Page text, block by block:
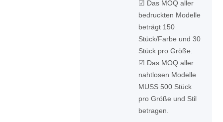
☑ Das MOQ aller
bedruckten Modelle
beträgt 150
Stück/Farbe und 30
Stück pro Größe.
☑ Das MOQ aller
nahtlosen Modelle
MUSS 500 Stück
pro Größe und Stil
betragen.